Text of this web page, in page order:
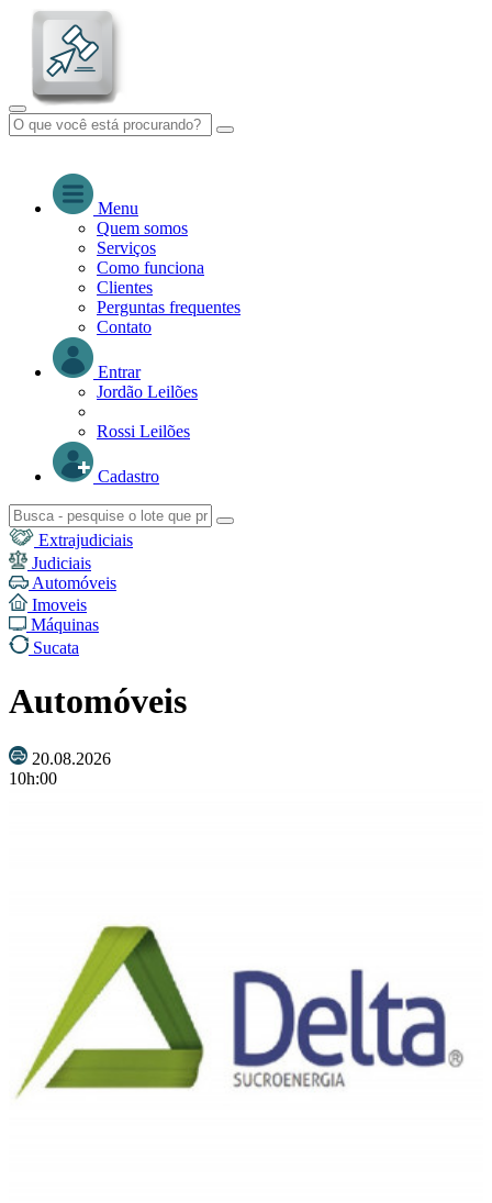
Menu
Quem somos
Serviços
Como funciona
Clientes
Perguntas frequentes
Contato
Entrar
Jordão Leilões
Rossi Leilões
Cadastro
Extrajudiciais
Judiciais
Automóveis
Imoveis
Máquinas
Sucata
Automóveis
20.08.2026
10h:00